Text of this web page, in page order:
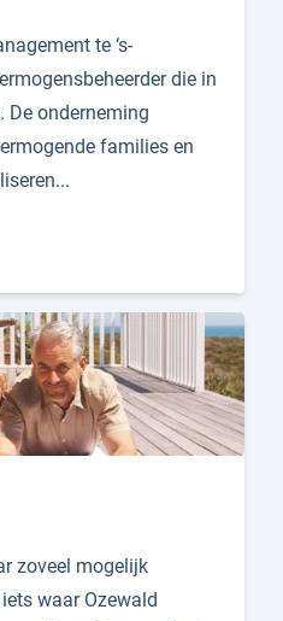
te ‘s-
die in
De onderneming
families en
zoveel mogelijk
waar Ozewald